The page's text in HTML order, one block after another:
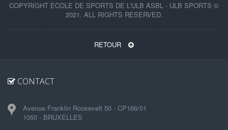
COPYRIGHT ECOLE DE SPORTS DE L'ULB ASBL - ULB SPORTS ©
2021. ALL RIGHTS RESERVED.
RETOUR
CONTACT
Avenue Franklin Roosevelt 50 - CP166/01
1050 - BRUXELLES